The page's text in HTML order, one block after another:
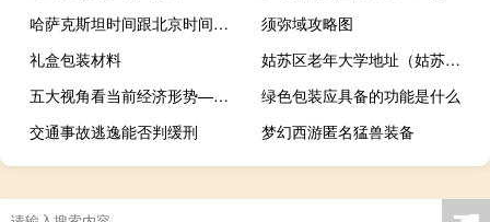
哈萨克斯坦时间跟北京时间差 哈萨克斯坦时间
须弥域攻略图
礼盒包装材料
姑苏区老年大学地址（姑苏老年网）
五大视角看当前经济形势——国家统计局新闻发言人解读7月份经济数据
绿色包装应具备的功能是什么
交通事故逃逸能否判缓刑
梦幻西游匿名猛兽装备